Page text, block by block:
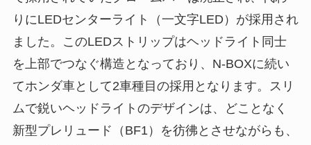
りにLEDセンターライト（一文字LED）が採用され
ました。このLEDストリップはヘッドライト同士
を上部でつなぐ構造となっており、N-BOXに続い
てホンダ車として2車種目の採用となります。スリ
ムで鋭いヘッドライトのデザインは、どことなく
新型プレリュード（BF1）を彷彿とさせながらも、